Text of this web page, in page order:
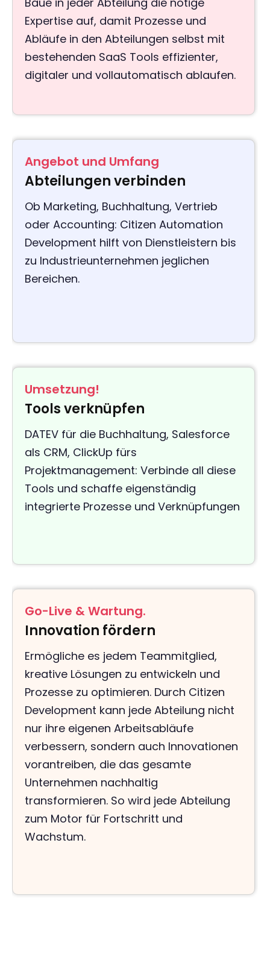
Expertise auf, damit Prozesse und
Abläufe in den Abteilungen selbst mit
bestehenden SaaS Tools effizienter,
digitaler und vollautomatisch ablaufen.
Angebot und Umfang
Abteilungen verbinden
Ob Marketing, Buchhaltung, Vertrieb
oder Accounting: Citizen Automation
Development hilft von Dienstleistern bis
zu Industrieunternehmen jeglichen
Bereichen.
Umsetzung!
Tools verknüpfen
DATEV für die Buchhaltung, Salesforce
als CRM, ClickUp fürs
Projektmanagement: Verbinde all diese
Tools und schaffe eigenständig
integrierte Prozesse und Verknüpfungen
Go-Live & Wartung.
Innovation fördern
Ermögliche es jedem Teammitglied,
kreative Lösungen zu entwickeln und
Prozesse zu optimieren. Durch Citizen
Development kann jede Abteilung nicht
nur ihre eigenen Arbeitsabläufe
verbessern, sondern auch Innovationen
vorantreiben, die das gesamte
Unternehmen nachhaltig
transformieren. So wird jede Abteilung
zum Motor für Fortschritt und
Wachstum.